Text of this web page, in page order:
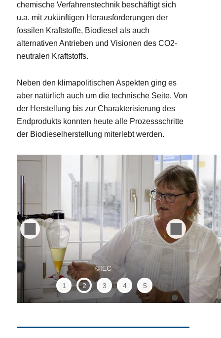
chemische Verfahrenstechnik beschäftigt sich
u.a. mit zukünftigen Herausforderungen der
fossilen Kraftstoffe, Biodiesel als auch
alternativen Antrieben und Visionen des CO2-
neutralen Kraftstoffs.
Neben den klimapolitischen Aspekten ging es
aber natürlich auch um die technische Seite. Von
der Herstellung bis zur Charakterisierung des
Endprodukts konnten heute alle Prozessschritte
der Biodieselherstellung miterlebt werden.
©IEC
©IEC
1 2 3 4 5